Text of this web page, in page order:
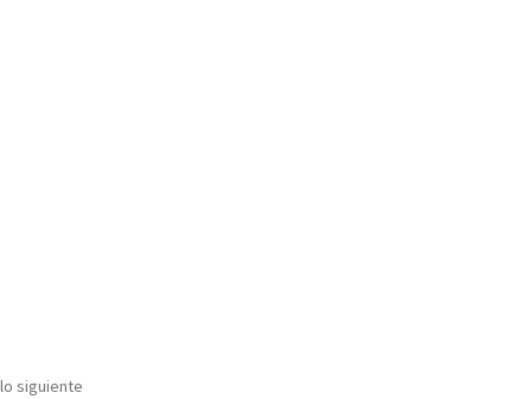
siguiente